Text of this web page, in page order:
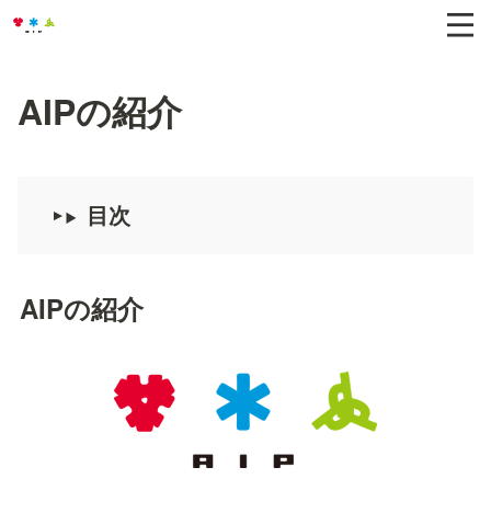
AIPの紹介
目次
AIPの紹介